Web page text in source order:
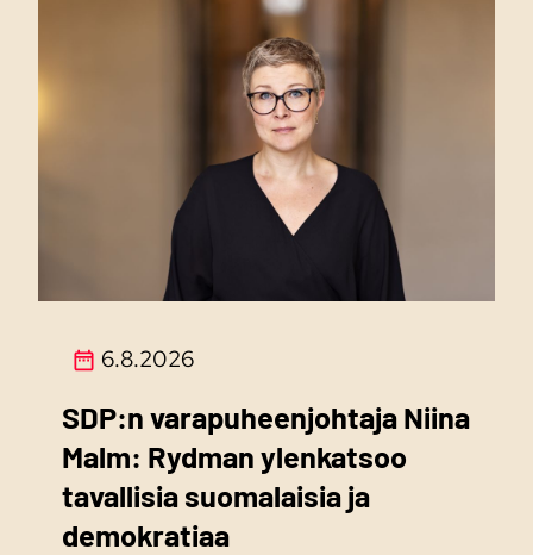
6.8.2026
SDP:n varapuheenjohtaja Niina
Malm: Rydman ylenkatsoo
tavallisia suomalaisia ja
demokratiaa